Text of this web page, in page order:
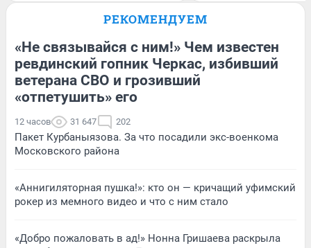
РЕКОМЕНДУЕМ
«Не связывайся с ним!» Чем известен
ревдинский гопник Черкас, избивший
ветерана СВО и грозивший
«отпетушить» его
12 часов 31 647 202
Пакет Курбаныязова. За что посадили экс-военкома
Московского района
«Аннигиляторная пушка!»: кто он — кричащий уфимский
рокер из мемного видео и что с ним стало
«Добро пожаловать в ад!» Нонна Гришаева раскрыла